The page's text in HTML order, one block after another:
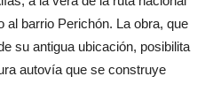
al barrio Perichón. La obra, que
su antigua ubicación, posibilita
autovía que se construye